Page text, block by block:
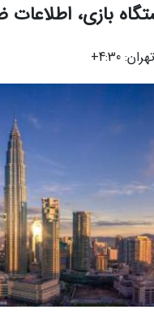
بازی،
4:30+